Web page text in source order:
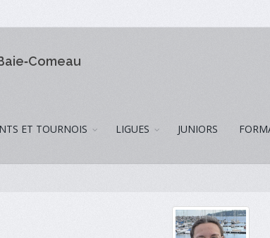
ET TOURNOIS LIGUES JUNIORS